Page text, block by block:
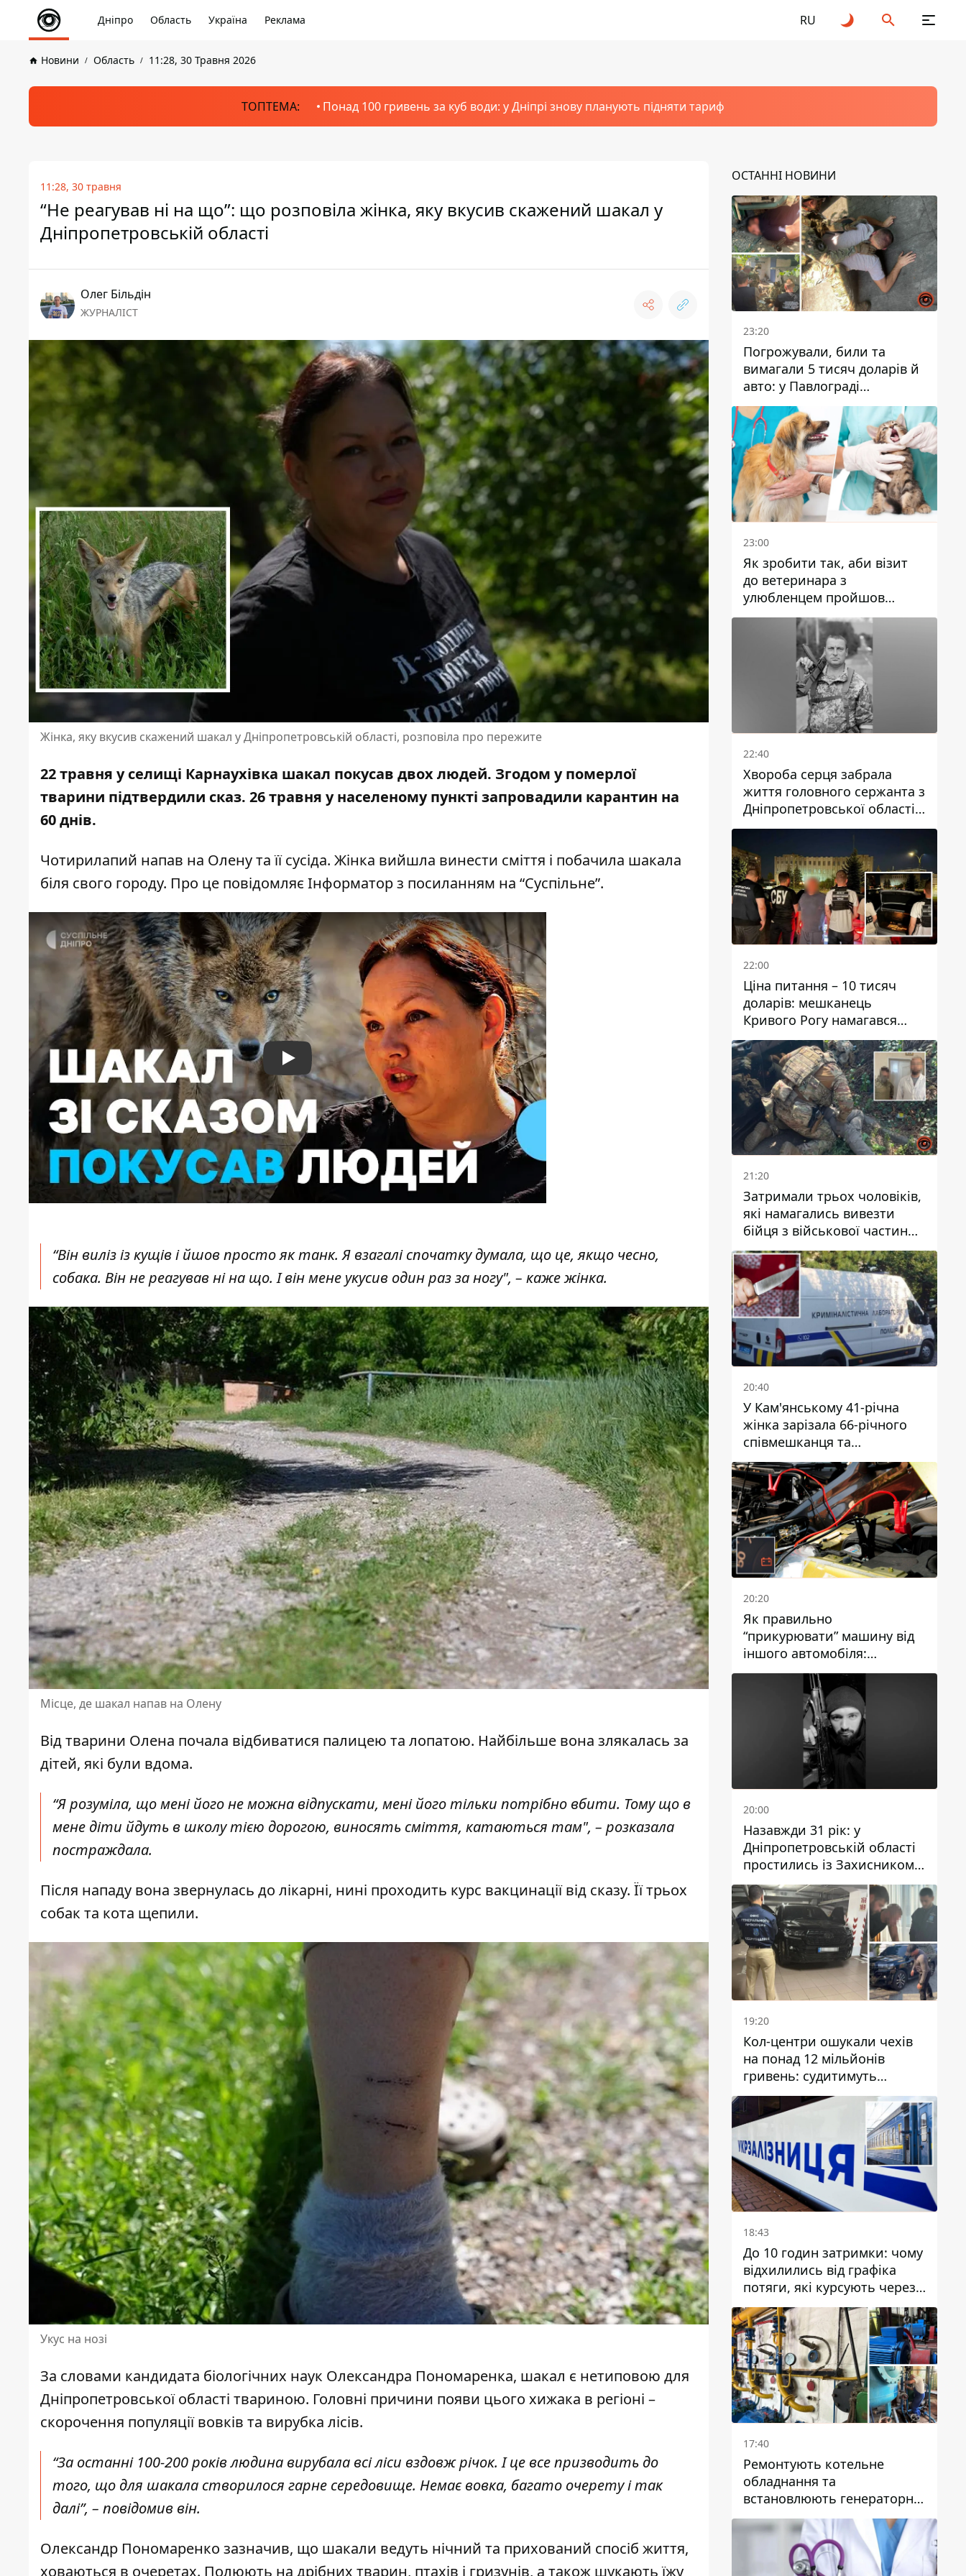
Дніпро Область Україна Реклама RU
Новини Область 11:28, 30 Травня 2026
ТОПТЕМА: Понад 100 гривень за куб води: у Дніпрі знову планують підняти тариф
11:28, 30 травня
“Не реагував ні на що”: що розповіла жінка, яку вкусив скажений шакал у
Дніпропетровській області
Олег Більдін
ЖУРНАЛІСТ
Жінка, яку вкусив скажений шакал у Дніпропетровській області, розповіла про пережите
22 травня у селищі Карнаухівка шакал покусав двох людей. Згодом у померлої
тварини підтвердили сказ. 26 травня у населеному пункті запровадили карантин на
60 днів.
Чотирилапий напав на Олену та її сусіда. Жінка вийшла винести сміття і побачила шакала
біля свого городу. Про це повідомляє Інформатор з посиланням на “Суспільне”.
Play
“Він виліз із кущів і йшов просто як танк. Я взагалі спочатку думала, що це, якщо чесно,
собака. Він не реагував ні на що. І він мене укусив один раз за ногу", – каже жінка.
Місце, де шакал напав на Олену
Від тварини Олена почала відбиватися палицею та лопатою. Найбільше вона злякалась за
дітей, які були вдома.
“Я розуміла, що мені його не можна відпускати, мені його тільки потрібно вбити. Тому що в
мене діти йдуть в школу тією дорогою, виносять сміття, катаються там", – розказала
постраждала.
Після нападу вона звернулась до лікарні, нині проходить курс вакцинації від сказу. Її трьох
собак та кота щепили.
Укус на нозі
За словами кандидата біологічних наук Олександра Пономаренка, шакал є нетиповою для
Дніпропетровської області твариною. Головні причини появи цього хижака в регіоні –
скорочення популяції вовків та вирубка лісів.
“За останні 100-200 років людина вирубала всі ліси вздовж річок. І це все призводить до
того, що для шакала створилося гарне середовище. Немає вовка, багато очерету і так
далі”, – повідомив він.
Олександр Пономаренко зазначив, що шакали ведуть нічний та прихований спосіб життя,
ховаються в очеретах. Полюють на дрібних тварин, птахів і гризунів, а також шукають їжу
ОСТАННІ НОВИНИ
23:20
Погрожували, били та
вимагали 5 тисяч доларів й
авто: у Павлограді
затримали двох чоловіків
23:00
Як зробити так, аби візит
до ветеринара з
улюбленцем пройшов
спокійно: прості поради
22:40
Хвороба серця забрала
життя головного сержанта з
Дніпропетровської області
Юрія Свистуна
22:00
Ціна питання – 10 тисяч
доларів: мешканець
Кривого Рогу намагався
переправити чоловіка до
Словаччини
21:20
Затримали трьох чоловіків,
які намагались вивезти
бійця з військової частини
до Дніпра за 7 тисяч
доларів: серед них був лікар
20:40
У Кам'янському 41-річна
жінка зарізала 66-річного
співмешканця та
намагалась обманути
поліцейських
20:20
Як правильно
“прикурювати” машину від
іншого автомобіля:
інструкція для водіїв
20:00
Назавжди 31 рік: у
Дніпропетровській області
простились із Захисником
Олександром Рєпіним
19:20
Кол-центри ошукали чехів
на понад 12 мільйонів
гривень: судитимуть
дніпрянина, який
організував
транснаціональну злочинну
організацію
18:43
До 10 годин затримки: чому
відхилились від графіка
потяги, які курсують через
Дніпро та область
17:40
Ремонтують котельне
обладнання та
встановлюють генераторні
установки: як у Дніпрі
готуються до
опалювального сезону